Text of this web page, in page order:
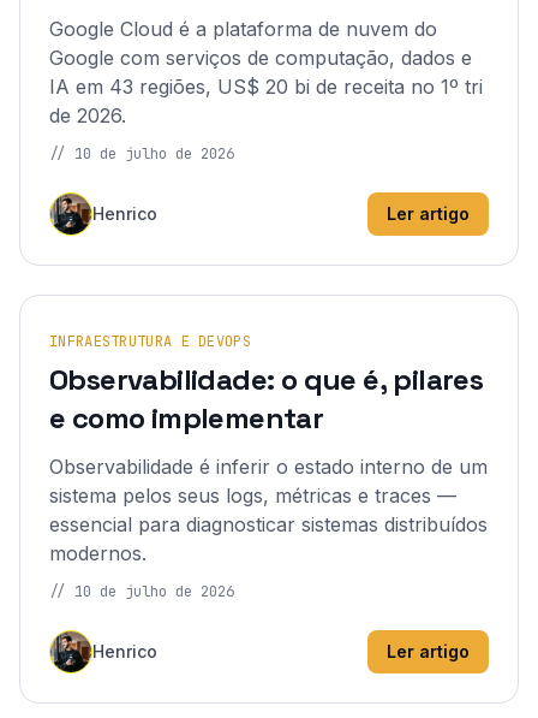
Google Cloud é a plataforma de nuvem do
Google com serviços de computação, dados e
IA em 43 regiões, US$ 20 bi de receita no 1º tri
de 2026.
// 10 de julho de 2026
Henrico Ler artigo
INFRAESTRUTURA E DEVOPS
Observabilidade: o que é, pilares
e como implementar
Observabilidade é inferir o estado interno de um
sistema pelos seus logs, métricas e traces —
essencial para diagnosticar sistemas distribuídos
modernos.
// 10 de julho de 2026
Henrico Ler artigo